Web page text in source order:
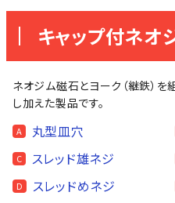
キャップ付ネオ
ネオジム磁石とヨーク（継鉄）
し加えた製品です。
A 丸型皿穴
C スレッド雄ネジ
D スレッドめネジ